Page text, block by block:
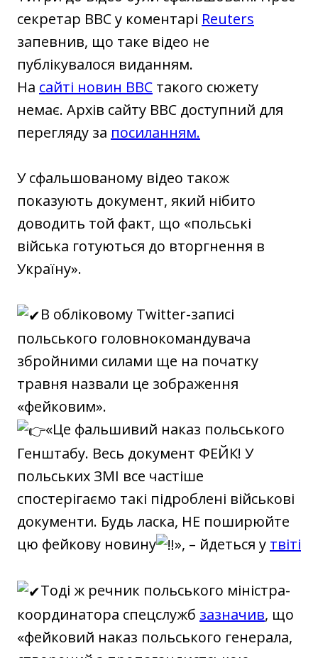
секретар BBC у коментарі Reuters
запевнив, що таке відео не
публікувалося виданням.
На сайті новин BBC такого сюжету
немає. Архів сайту BBC доступний для
перегляду за посиланням.
У сфальшованому відео також
показують документ, який нібито
доводить той факт, що «польські
війська готуються до вторгнення в
Україну».
В обліковому Twitter-записі
польського головнокомандувача
збройними силами ще на початку
травня назвали це зображення
«фейковим».
«Це фальшивий наказ польського
Генштабу. Весь документ ФЕЙК! У
польських ЗМІ все частіше
спостерігаємо такі підроблені військові
документи. Будь ласка, НЕ поширюйте
цю фейкову новину
», – йдеться у твіті
Тоді ж речник польського міністра-
координатора спецслужб зазначив, що
«фейковий наказ польського генерала,